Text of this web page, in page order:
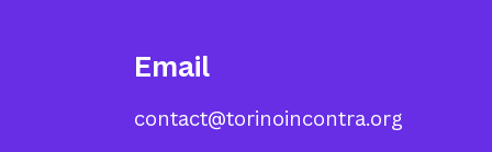
Email
contact@torinoincontra.org